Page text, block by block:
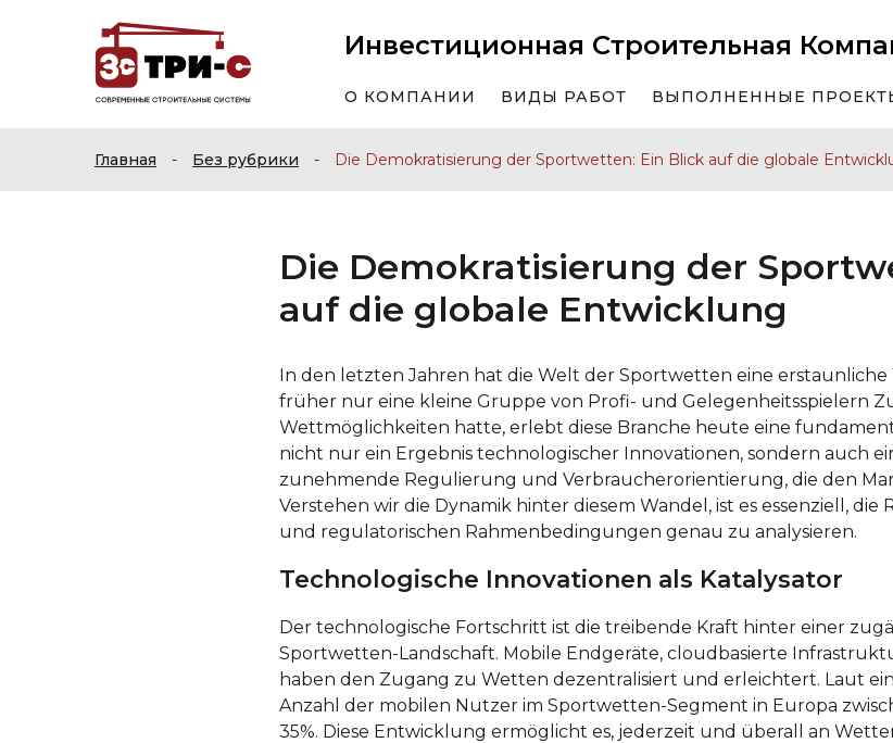
Инвестиционная Строительная
О КОМПАНИИ ВИДЫ РАБОТ ВЫПОЛНЕННЫЕ
Главная - Без рубрики - Die Demokratisierung der Sportwetten: Ein Blick auf die globale
Die Demokratisierung der
auf die globale Entwicklung
In den letzten Jahren hat die Welt der Sportwetten eine
früher nur eine kleine Gruppe von Profi- und Gelegenheitsspielern
Wettmöglichkeiten hatte, erlebt diese Branche heute eine
nicht nur ein Ergebnis technologischer Innovationen, sondern auch
zunehmende Regulierung und Verbraucherorientierung, die den
Verstehen wir die Dynamik hinter diesem Wandel, ist es essenziell,
und regulatorischen Rahmenbedingungen genau zu analysieren.
Technologische Innovationen als Katalysator
Der technologische Fortschritt ist die treibende Kraft hinter einer
Sportwetten-Landschaft. Mobile Endgeräte, cloudbasierte
haben den Zugang zu Wetten dezentralisiert und erleichtert. Laut
Anzahl der mobilen Nutzer im Sportwetten-Segment in Europa
35%. Diese Entwicklung ermöglicht es, jederzeit und überall an